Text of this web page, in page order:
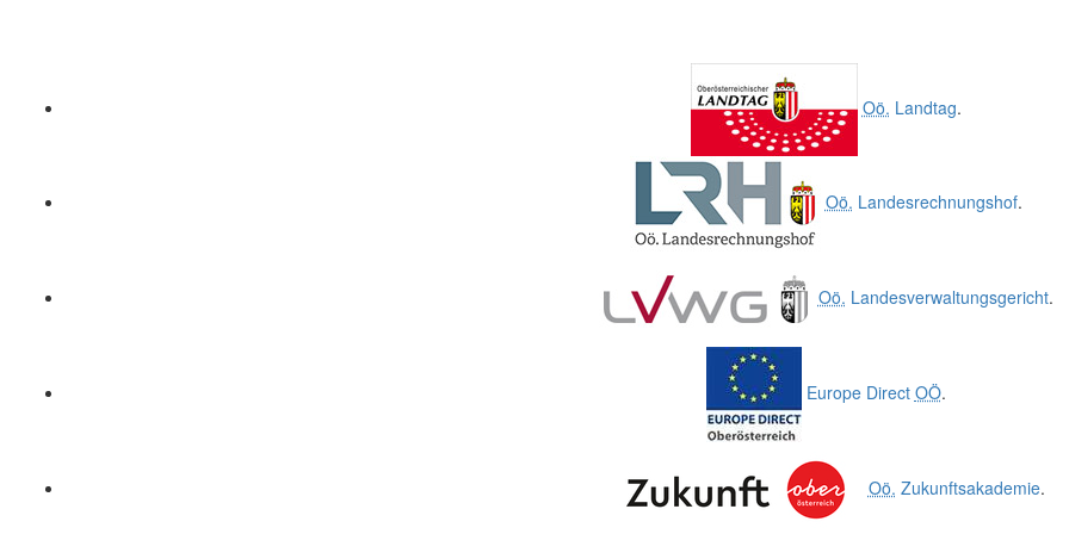
Oö. Landtag.
Oö. Landesrechnungshof.
Oö. Landesverwaltungsgericht.
Europe Direct OÖ.
Oö. Zukunftsakademie.